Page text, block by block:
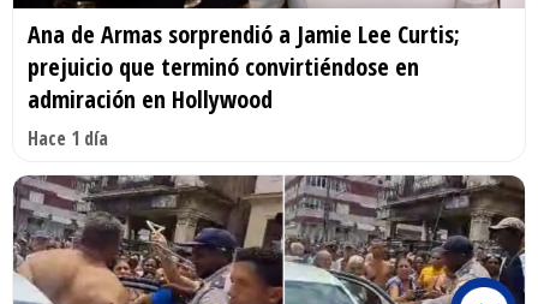
Ana de Armas sorprendió a Jamie Lee Curtis;
prejuicio que terminó convirtiéndose en
admiración en Hollywood
Hace 1 día